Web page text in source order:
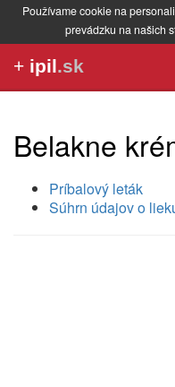
Používame cookie na
prevádzku na našich
+ ipil.sk
Belakne
Príbalový leták
Súhrn údajov o